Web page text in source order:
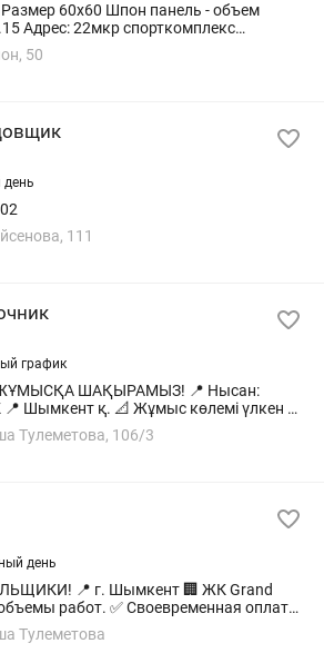
Шпон панель - объем
50
день
111
график
ШАҚЫРАМЫЗ! 📍 Нысан:
✔️ Ұзақ
мерзімді ынтымақтастық 💰 Жұмыс...
Тулеметова, 106/3
день
🏢 ЖК Grand
— 3 500
— 5...
Тулеметова